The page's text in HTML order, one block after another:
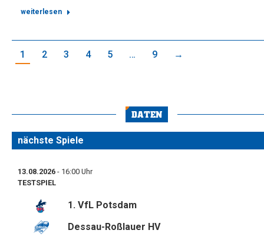
weiterlesen
1 2 3 4 5 … 9 →
DATEN
nächste Spiele
13.08.2026 - 16:00 Uhr
TESTSPIEL
1. VfL Potsdam
Dessau-Roßlauer HV